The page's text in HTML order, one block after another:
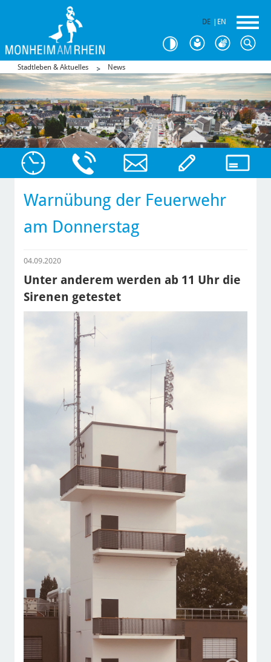
DE EN
Stadtleben & Aktuelles News
Warnübung der Feuerwehr
am Donnerstag
04.09.2020
Unter anderem werden ab 11 Uhr die
Sirenen getestet